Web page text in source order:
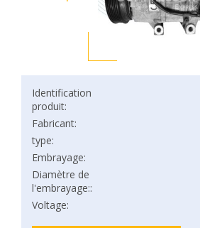
Identification
produit:
Fabricant:
type:
Embrayage:
Diamètre de
l'embrayage::
Voltage: